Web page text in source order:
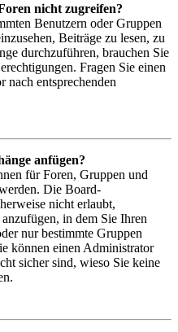
nicht zugreifen?
Benutzern oder Gruppen
Beiträge zu lesen, zu
durchzuführen, brauchen Sie
Fragen Sie einen
nach entsprechenden
anfügen?
für Foren, Gruppen und
Die Board-
nicht erlaubt,
in dem Sie Ihren
nur bestimmte Gruppen
können einen Administrator
sicher sind, wieso Sie keine